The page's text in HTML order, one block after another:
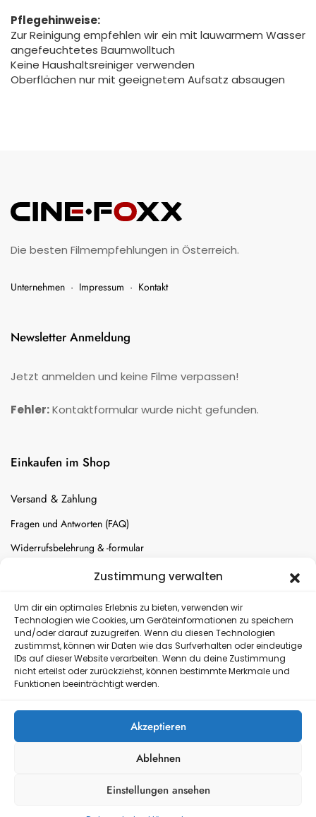
Zustimmung verwalten
Um dir ein optimales Erlebnis zu bieten, verwenden wir
Technologien wie Cookies, um Geräteinformationen zu speichern
und/oder darauf zuzugreifen. Wenn du diesen Technologien
zustimmst, können wir Daten wie das Surfverhalten oder eindeutige
IDs auf dieser Website verarbeiten. Wenn du deine Zustimmung
nicht erteilst oder zurückziehst, können bestimmte Merkmale und
Funktionen beeinträchtigt werden.
Akzeptieren
Ablehnen
Einstellungen ansehen
Pflegehinweise:
Zur Reinigung empfehlen wir ein mit lauwarmem Wasser
angefeuchtetes Baumwolltuch
Keine Haushaltsreiniger verwenden
Oberflächen nur mit geeignetem Aufsatz absaugen
Die besten Filmempfehlungen in Österreich.
Unternehmen · Impressum · Kontakt
Newsletter Anmeldung
Jetzt anmelden und keine Filme verpassen!
Fehler:Kontaktformular wurde nicht gefunden.
Einkaufen im Shop
Versand & Zahlung
Fragen und Antworten (FAQ)
Widerrufsbelehrung & -formular
Batterien-Entsorgung
Versand
Kostenloser Rückversand